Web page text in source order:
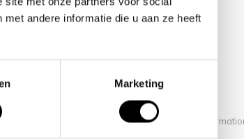
andere informatie die u aan ze heeft
Marketing
Benutzerkonto